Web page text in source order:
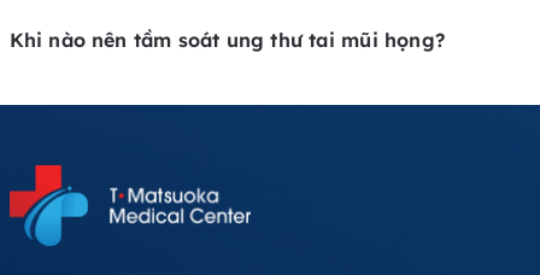
Khi nào nên tầm soát ung thư tai mũi họng?